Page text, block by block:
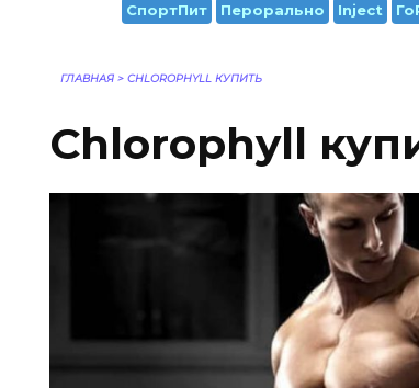
СпортПит Перорально Inject
ГЛАВНАЯ > CHLOROPHYLL КУПИТЬ
Chlorophyll